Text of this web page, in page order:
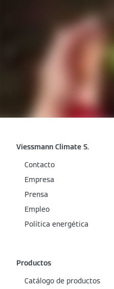
Viessmann Climate S.
Contacto
Empresa
Prensa
Empleo
Política energética
Productos
Catálogo de productos